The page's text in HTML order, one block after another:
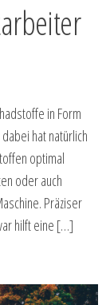
in Form
hat natürlich
optimal
oder auch
Präziser
hilft eine […]